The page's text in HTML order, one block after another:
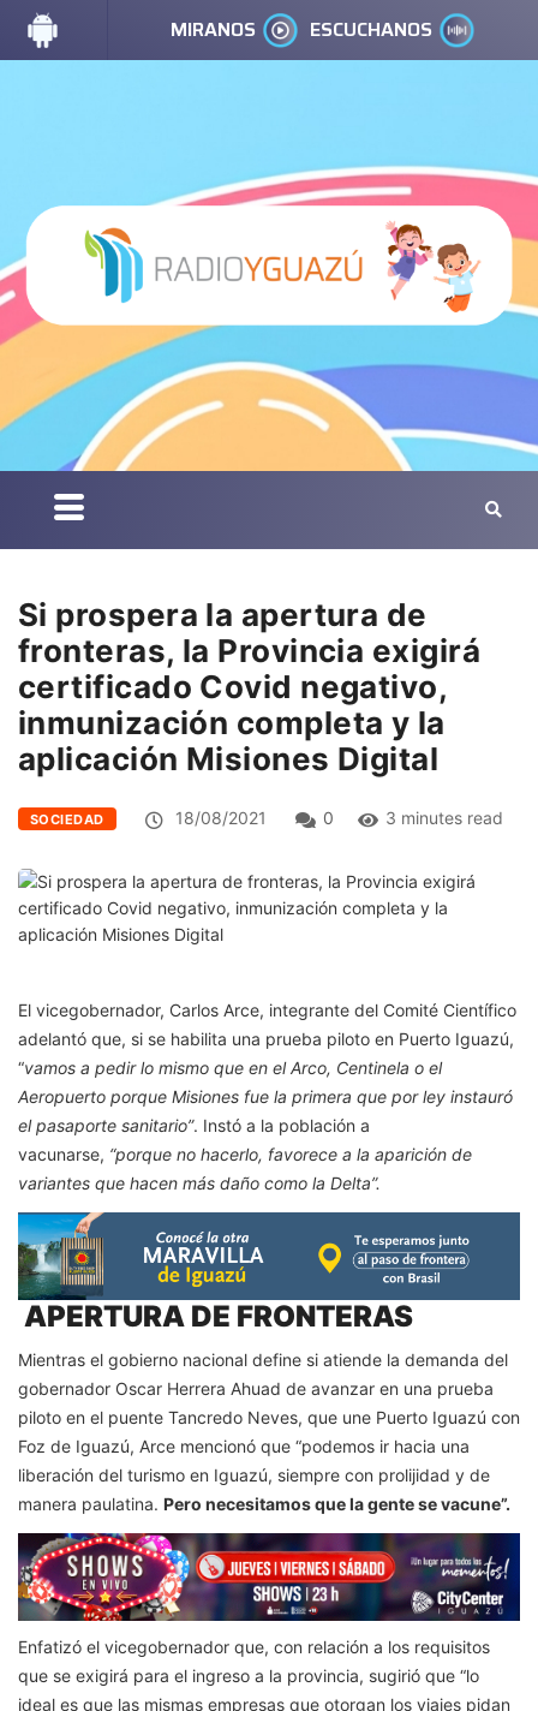
MIRANOS ESCUCHANOS
Si prospera la apertura de
fronteras, la Provincia exigirá
certificado Covid negativo,
inmunización completa y la
aplicación Misiones Digital
SOCIEDAD 18/08/2021 0 3 minutes read
El vicegobernador, Carlos Arce, integrante del Comité Científico
adelantó que, si se habilita una prueba piloto en Puerto Iguazú,
“vamos a pedir lo mismo que en el Arco, Centinela o el
Aeropuerto porque Misiones fue la primera que por ley instauró
el pasaporte sanitario”. Instó a la población a
vacunarse, “porque no hacerlo, favorece a la aparición de
variantes que hacen más daño como la Delta”.
APERTURA DE FRONTERAS
Mientras el gobierno nacional define si atiende la demanda del
gobernador Oscar Herrera Ahuad de avanzar en una prueba
piloto en el puente Tancredo Neves, que une Puerto Iguazú con
Foz de Iguazú, Arce mencionó que “podemos ir hacia una
liberación del turismo en Iguazú, siempre con prolijidad y de
manera paulatina. Pero necesitamos que la gente se vacune”.
Enfatizó el vicegobernador que, con relación a los requisitos
que se exigirá para el ingreso a la provincia, sugirió que “lo
ideal es que las mismas empresas que otorgan los viajes pidan